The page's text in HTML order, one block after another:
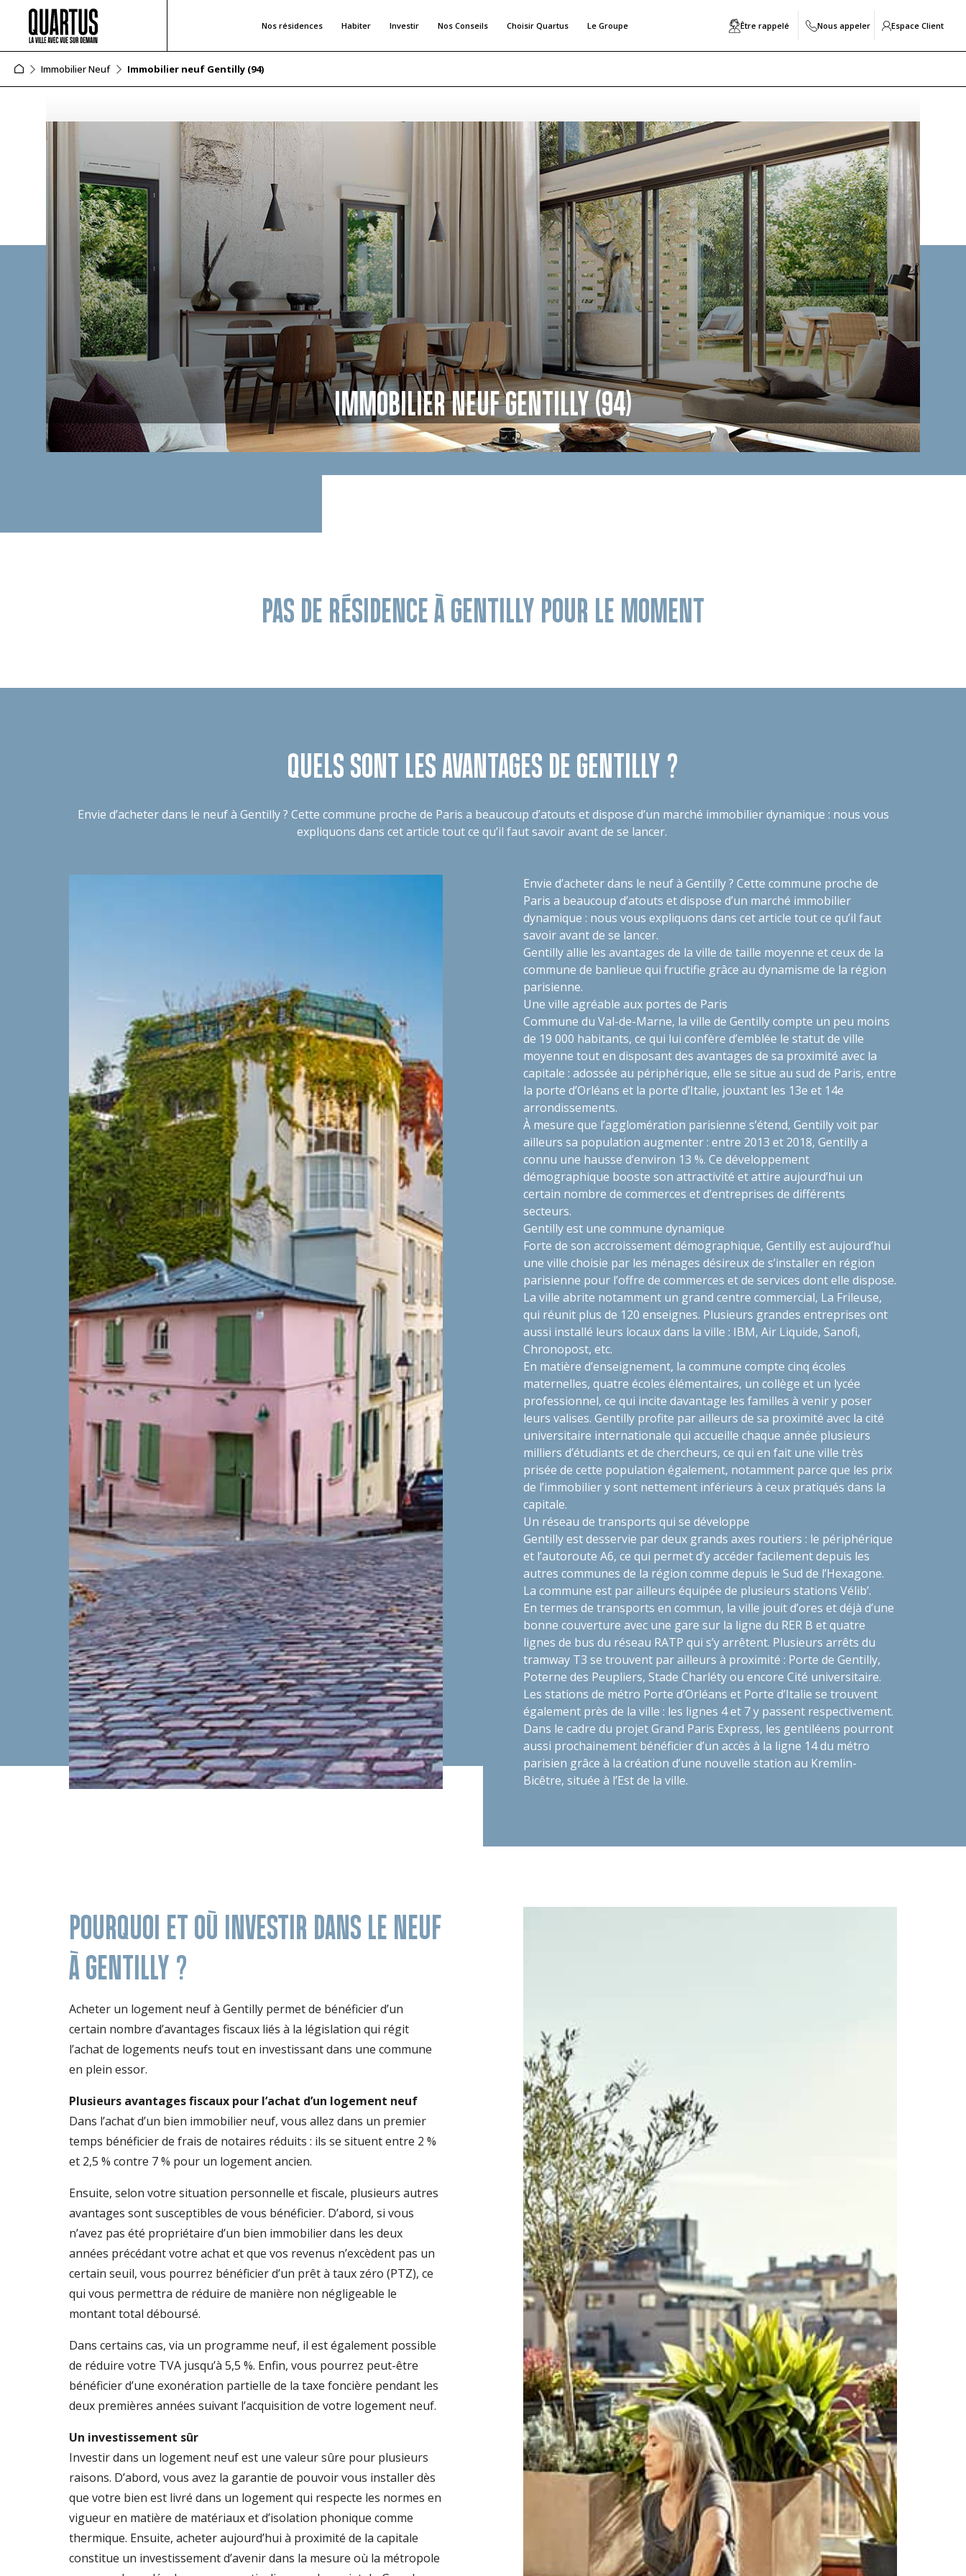
Nos résidences Habiter Investir Nos Conseils Choisir Quartus Le Groupe Être rappelé Nous appeler Espace Client
Immobilier Neuf Immobilier neuf Gentilly (94)
IMMOBILIER NEUF GENTILLY (94)
PAS DE RÉSIDENCE À GENTILLY POUR LE MOMENT
QUELS SONT LES AVANTAGES DE GENTILLY ?
Envie d’acheter dans le neuf à Gentilly ? Cette commune proche de Paris a beaucoup d’atouts et dispose d’un marché immobilier dynamique : nous vous
expliquons dans cet article tout ce qu’il faut savoir avant de se lancer.
Envie d’acheter dans le neuf à Gentilly ? Cette commune proche de
Paris a beaucoup d’atouts et dispose d’un marché immobilier
dynamique : nous vous expliquons dans cet article tout ce qu’il faut
savoir avant de se lancer.
Gentilly allie les avantages de la ville de taille moyenne et ceux de la
commune de banlieue qui fructifie grâce au dynamisme de la région
parisienne.
Une ville agréable aux portes de Paris
Commune du Val-de-Marne, la ville de Gentilly compte un peu moins
de 19 000 habitants, ce qui lui confère d’emblée le statut de ville
moyenne tout en disposant des avantages de sa proximité avec la
capitale : adossée au périphérique, elle se situe au sud de Paris, entre
la porte d’Orléans et la porte d’Italie, jouxtant les 13e et 14e
arrondissements.
À mesure que l’agglomération parisienne s’étend, Gentilly voit par
ailleurs sa population augmenter : entre 2013 et 2018, Gentilly a
connu une hausse d’environ 13 %. Ce développement
démographique booste son attractivité et attire aujourd’hui un
certain nombre de commerces et d’entreprises de différents
secteurs.
Gentilly est une commune dynamique
Forte de son accroissement démographique, Gentilly est aujourd’hui
une ville choisie par les ménages désireux de s’installer en région
parisienne pour l’offre de commerces et de services dont elle dispose.
La ville abrite notamment un grand centre commercial, La Frileuse,
qui réunit plus de 120 enseignes. Plusieurs grandes entreprises ont
aussi installé leurs locaux dans la ville : IBM, Air Liquide, Sanofi,
Chronopost, etc.
En matière d’enseignement, la commune compte cinq écoles
maternelles, quatre écoles élémentaires, un collège et un lycée
professionnel, ce qui incite davantage les familles à venir y poser
leurs valises. Gentilly profite par ailleurs de sa proximité avec la cité
universitaire internationale qui accueille chaque année plusieurs
milliers d’étudiants et de chercheurs, ce qui en fait une ville très
prisée de cette population également, notamment parce que les prix
de l’immobilier y sont nettement inférieurs à ceux pratiqués dans la
capitale.
Un réseau de transports qui se développe
Gentilly est desservie par deux grands axes routiers : le périphérique
et l’autoroute A6, ce qui permet d’y accéder facilement depuis les
autres communes de la région comme depuis le Sud de l’Hexagone.
La commune est par ailleurs équipée de plusieurs stations Vélib’.
En termes de transports en commun, la ville jouit d’ores et déjà d’une
bonne couverture avec une gare sur la ligne du RER B et quatre
lignes de bus du réseau RATP qui s’y arrêtent. Plusieurs arrêts du
tramway T3 se trouvent par ailleurs à proximité : Porte de Gentilly,
Poterne des Peupliers, Stade Charléty ou encore Cité universitaire.
Les stations de métro Porte d’Orléans et Porte d’Italie se trouvent
également près de la ville : les lignes 4 et 7 y passent respectivement.
Dans le cadre du projet Grand Paris Express, les gentiléens pourront
aussi prochainement bénéficier d’un accès à la ligne 14 du métro
parisien grâce à la création d’une nouvelle station au Kremlin-
Bicêtre, située à l’Est de la ville.
POURQUOI ET OÙ INVESTIR DANS LE NEUF
À GENTILLY ?
Acheter un logement neuf à Gentilly permet de bénéficier d’un
certain nombre d’avantages fiscaux liés à la législation qui régit
l’achat de logements neufs tout en investissant dans une commune
en plein essor.
Plusieurs avantages fiscaux pour l’achat d’un logement neuf
Dans l’achat d’un bien immobilier neuf, vous allez dans un premier
temps bénéficier de frais de notaires réduits : ils se situent entre 2 %
et 2,5 % contre 7 % pour un logement ancien.
Ensuite, selon votre situation personnelle et fiscale, plusieurs autres
avantages sont susceptibles de vous bénéficier. D’abord, si vous
n’avez pas été propriétaire d’un bien immobilier dans les deux
années précédant votre achat et que vos revenus n’excèdent pas un
certain seuil, vous pourrez bénéficier d’un prêt à taux zéro (PTZ), ce
qui vous permettra de réduire de manière non négligeable le
montant total déboursé.
Dans certains cas, via un programme neuf, il est également possible
de réduire votre TVA jusqu’à 5,5 %. Enfin, vous pourrez peut-être
bénéficier d’une exonération partielle de la taxe foncière pendant les
deux premières années suivant l’acquisition de votre logement neuf.
Un investissement sûr
Investir dans un logement neuf est une valeur sûre pour plusieurs
raisons. D’abord, vous avez la garantie de pouvoir vous installer dès
que votre bien est livré dans un logement qui respecte les normes en
vigueur en matière de matériaux et d’isolation phonique comme
thermique. Ensuite, acheter aujourd’hui à proximité de la capitale
constitue un investissement d’avenir dans la mesure où la métropole